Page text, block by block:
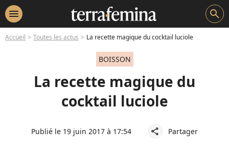
menu search
Accueil Toutes les actus La recette magique du cocktail luciole
BOISSON
La recette magique du
cocktail luciole
Publié le 19 juin 2017 à 17:54 share Partager